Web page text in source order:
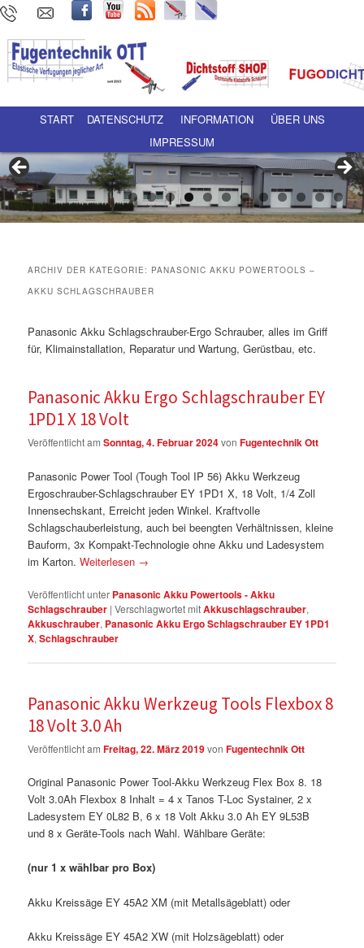
Hauptmenü Zum Inhalt wechseln
Zum sekundären Inhalt wechseln
START DATENSCHUTZ INFORMATION
ÜBER UNS
IMPRESSUM
ARCHIV DER KATEGORIE: PANASONIC AKKU POWERTOOLS –
AKKU SCHLAGSCHRAUBER
Panasonic Akku Schlagschrauber-Ergo Schrauber, alles im Griff
für, Klimainstallation, Reparatur und Wartung, Gerüstbau, etc.
Panasonic Akku Ergo Schlagschrauber EY
1PD1 X 18 Volt
Veröffentlicht amSonntag, 4. Februar 2024vonFugentechnik Ott
Panasonic Power Tool (Tough Tool IP 56) Akku Werkzeug
Ergoschrauber-Schlagschrauber EY 1PD1 X, 18 Volt, 1/4 Zoll
Innensechskant, Erreicht jeden Winkel. Kraftvolle
Schlagschauberleistung, auch bei beengten Verhältnissen, kleine
Bauform, 3x Kompakt-Technologie ohne Akku und Ladesystem
im Karton.Weiterlesen →
Veröffentlicht unter Panasonic Akku Powertools - Akku
Schlagschrauber |Verschlagwortet mitAkkuschlagschrauber,
Akkuschrauber, Panasonic Akku Ergo Schlagschrauber EY 1PD1
X,Schlagschrauber
Panasonic Akku Werkzeug Tools Flexbox 8
18 Volt 3.0 Ah
Veröffentlicht amFreitag, 22. März 2019vonFugentechnik Ott
Original Panasonic Power Tool-Akku Werkzeug Flex Box 8. 18
Volt 3.0Ah Flexbox 8 Inhalt = 4 x Tanos T-Loc Systainer, 2 x
Ladesystem EY 0L82 B, 6 x 18 Volt Akku 3.0 Ah EY 9L53B
und 8 x Geräte-Tools nach Wahl. Wählbare Geräte:
(nur 1 x wählbar pro Box)
Akku Kreissäge EY 45A2 XM (mit Metallsägeblatt) oder
Akku Kreissäge EY 45A2 XW (mit Holzsägeblatt) oder